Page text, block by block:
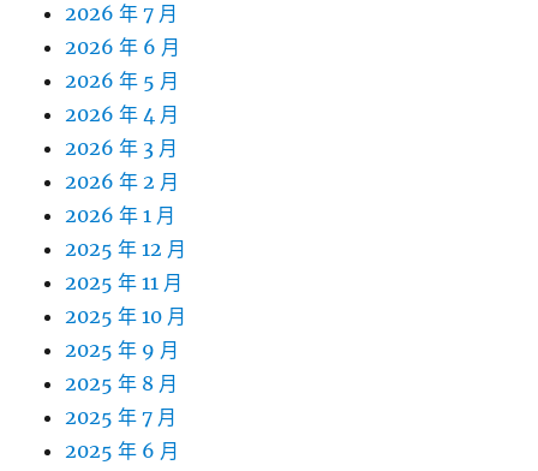
2026 年 7 月
2026 年 6 月
2026 年 5 月
2026 年 4 月
2026 年 3 月
2026 年 2 月
2026 年 1 月
2025 年 12 月
2025 年 11 月
2025 年 10 月
2025 年 9 月
2025 年 8 月
2025 年 7 月
2025 年 6 月